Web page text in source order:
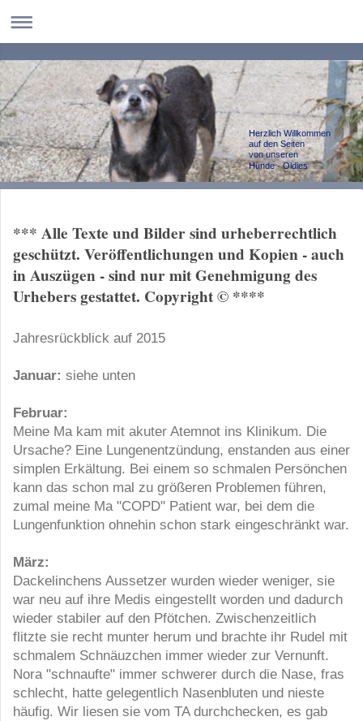
Herzlich Willkommen
auf den Seiten
von unseren
Hunde - Oldies
*** Alle Texte und Bilder sind urheberrechtlich
geschützt. Veröffentlichungen und Kopien - auch
in Auszügen - sind nur mit Genehmigung des
Urhebers gestattet. Copyright © ****
Jahresrückblick auf 2015
Januar: siehe unten
Februar:
Meine Ma kam mit akuter Atemnot ins Klinikum. Die
Ursache? Eine Lungenentzündung, enstanden aus einer
simplen Erkältung. Bei einem so schmalen Persönchen
kann das schon mal zu größeren Problemen führen,
zumal meine Ma "COPD" Patient war, bei dem die
Lungenfunktion ohnehin schon stark eingeschränkt war.
März:
Dackelinchens Aussetzer wurden wieder weniger, sie
war neu auf ihre Medis eingestellt worden und dadurch
wieder stabiler auf den Pfötchen. Zwischenzeitlich
flitzte sie recht munter herum und brachte ihr Rudel mit
schmalem Schnäuzchen immer wieder zur Vernunft.
Nora "schnaufte" immer schwerer durch die Nase, fras
schlecht, hatte gelegentlich Nasenbluten und nieste
häufig. Wir liesen sie vom TA durchchecken, es gab